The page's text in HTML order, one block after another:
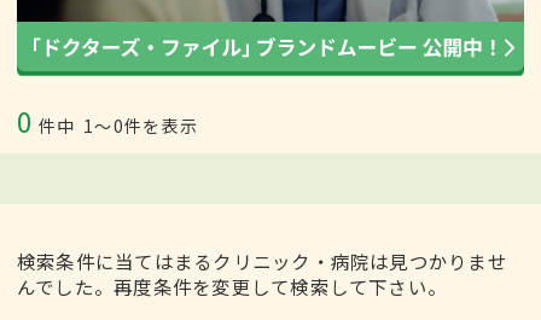
0 件中 1〜0件を表示
検索条件に当てはまるクリニック・病院は見つかりませ
んでした。再度条件を変更して検索して下さい。